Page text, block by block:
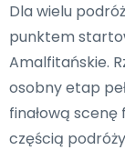
Dla wielu
punktem
Amalfitańskie.
osobny etap
finałową
częścią